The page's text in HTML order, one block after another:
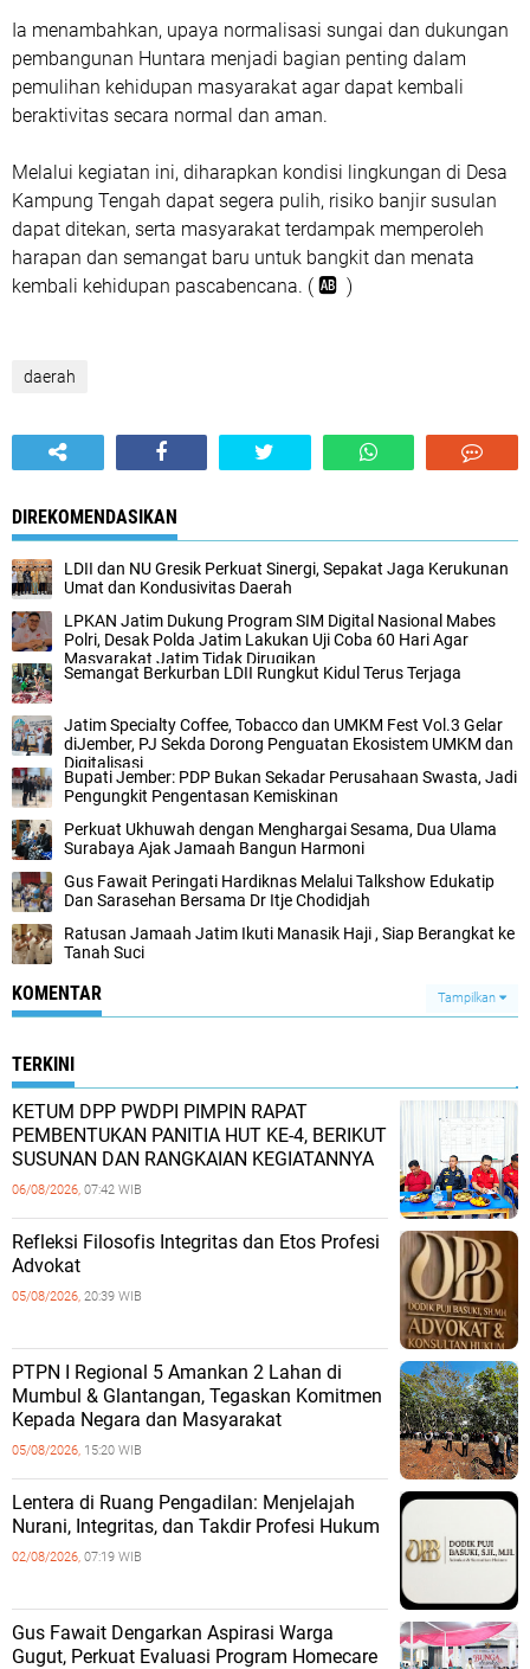
Ia menambahkan, upaya normalisasi sungai dan dukungan
pembangunan Huntara menjadi bagian penting dalam
pemulihan kehidupan masyarakat agar dapat kembali
beraktivitas secara normal dan aman.
Melalui kegiatan ini, diharapkan kondisi lingkungan di Desa
Kampung Tengah dapat segera pulih, risiko banjir susulan
dapat ditekan, serta masyarakat terdampak memperoleh
harapan dan semangat baru untuk bangkit dan menata
kembali kehidupan pascabencana. ( 🆎 )
daerah
DIREKOMENDASIKAN
LDII dan NU Gresik Perkuat Sinergi, Sepakat Jaga Kerukunan
Umat dan Kondusivitas Daerah
LPKAN Jatim Dukung Program SIM Digital Nasional Mabes
Polri, Desak Polda Jatim Lakukan Uji Coba 60 Hari Agar
Masyarakat Jatim Tidak Dirugikan
Semangat Berkurban LDII Rungkut Kidul Terus Terjaga
Jatim Specialty Coffee, Tobacco dan UMKM Fest Vol.3 Gelar
diJember, PJ Sekda Dorong Penguatan Ekosistem UMKM dan
Digitalisasi
Bupati Jember: PDP Bukan Sekadar Perusahaan Swasta, Jadi
Pengungkit Pengentasan Kemiskinan
Perkuat Ukhuwah dengan Menghargai Sesama, Dua Ulama
Surabaya Ajak Jamaah Bangun Harmoni
Gus Fawait Peringati Hardiknas Melalui Talkshow Edukatip
Dan Sarasehan Bersama Dr Itje Chodidjah
Ratusan Jamaah Jatim Ikuti Manasik Haji , Siap Berangkat ke
Tanah Suci
KOMENTAR Tampilkan
TERKINI
KETUM DPP PWDPI PIMPIN RAPAT
PEMBENTUKAN PANITIA HUT KE-4, BERIKUT
SUSUNAN DAN RANGKAIAN KEGIATANNYA
06/08/2026, 07:42 WIB
Refleksi Filosofis Integritas dan Etos Profesi
Advokat
05/08/2026, 20:39 WIB
PTPN I Regional 5 Amankan 2 Lahan di
Mumbul & Glantangan, Tegaskan Komitmen
Kepada Negara dan Masyarakat
05/08/2026, 15:20 WIB
​Lentera di Ruang Pengadilan: Menjelajah
Nurani, Integritas, dan Takdir Profesi Hukum
02/08/2026, 07:19 WIB
‎Gus Fawait Dengarkan Aspirasi Warga
Gugut, Perkuat Evaluasi Program Homecare ‎